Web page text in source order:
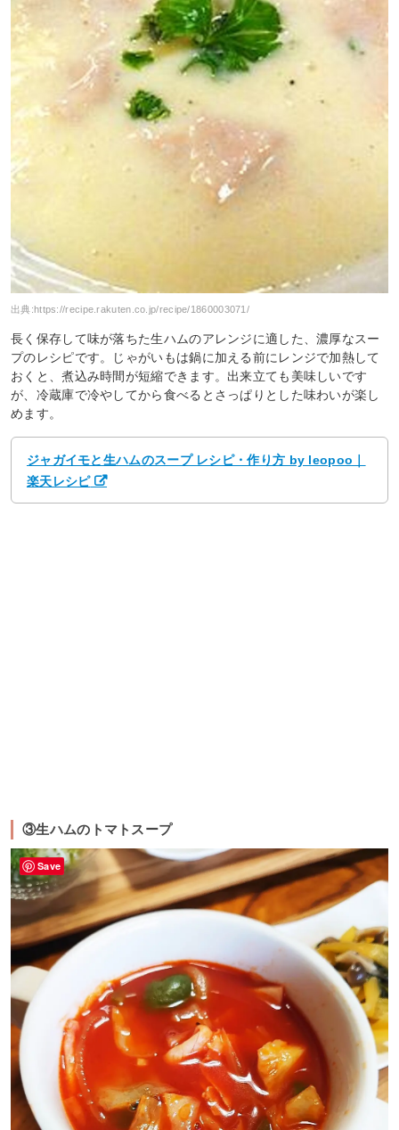
出典:https://recipe.rakuten.co.jp/recipe/1860003071/
長く保存して味が落ちた生ハムのアレンジに適した、濃厚なスー
プのレシピです。じゃがいもは鍋に加える前にレンジで加熱して
おくと、煮込み時間が短縮できます。出来立ても美味しいです
が、冷蔵庫で冷やしてから食べるとさっぱりとした味わいが楽し
めます。
ジャガイモと生ハムのスープ レシピ・作り方 by leopoo｜
楽天レシピ
③生ハムのトマトスープ
Save